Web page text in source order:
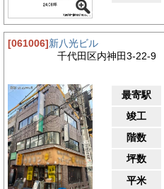
[061006]新八光ビル
千代田区内神田3-22-9
最寄駅
竣工
階数
坪数
平米